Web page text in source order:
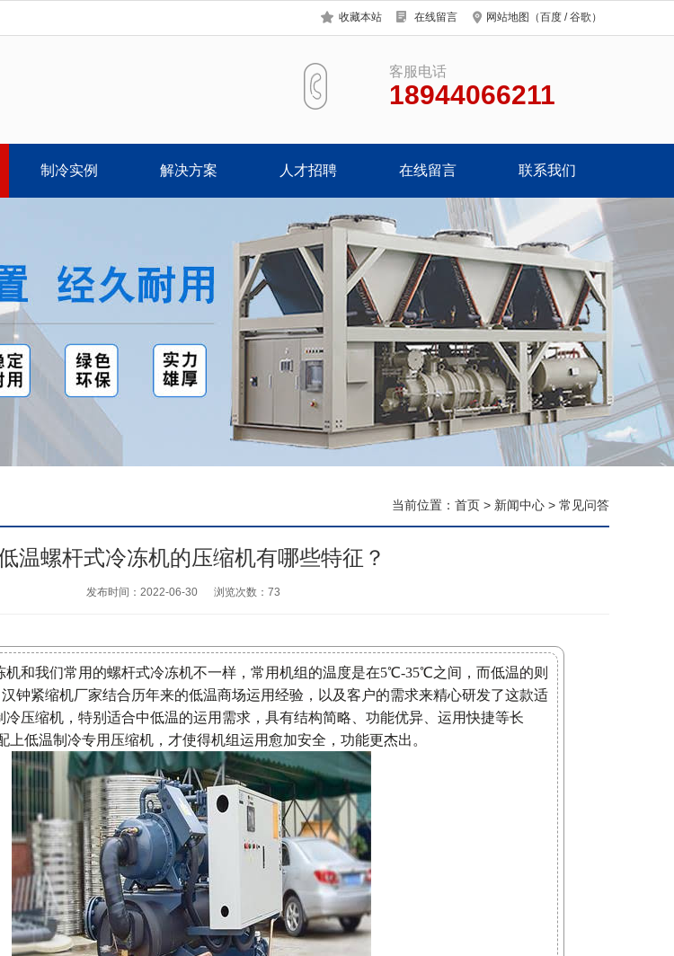
收藏本站 在线留言 网站地图 （百度 /谷歌 ）
客服电话
18944066211
制冷实例 解决方案 人才招聘 在线留言 联系我们
当前位置： 首页 > 新闻中心 > 常见问答
温螺杆式冷冻机的压缩机有哪些特征？
发布时间：2022-06-30 浏览次数： 73
机和我们常用的螺杆式冷冻机不一样，常用机组的温度是在5℃-35℃之间，而低温的则
钟紧缩机厂家结合历年来的低温商场运用经验，以及客户的需求来精心研发了这款适
冷压缩机，特别适合中低温的运用需求，具有结构简略、功能优异、运用快捷等长
上低温制冷专用压缩机，才使得机组运用愈加安全，功能更杰出。